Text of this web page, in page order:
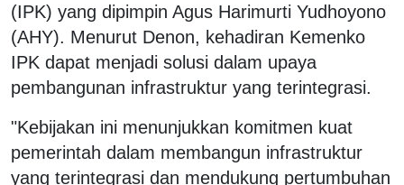
(IPK) yang dipimpin Agus Harimurti Yudhoyono
(AHY). Menurut Denon, kehadiran Kemenko
IPK dapat menjadi solusi dalam upaya
pembangunan infrastruktur yang terintegrasi.
"Kebijakan ini menunjukkan komitmen kuat
pemerintah dalam membangun infrastruktur
yang terintegrasi dan mendukung pertumbuhan